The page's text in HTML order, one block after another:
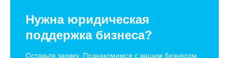
Нужна юридическая
поддержка бизнеса?
Оставьте заявку. Познакомимся с вашим бизнесом,